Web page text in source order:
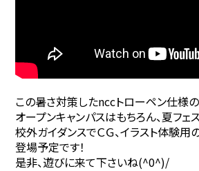
この暑さ対策したnccトローペン仕様の
オープンキャンパスはもちろん、夏フェ
校外ガイダンスでＣＧ、イラスト体験用
登場予定です！
是非、遊びに来て下さいね(^0^)/